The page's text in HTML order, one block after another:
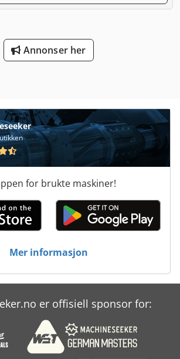
Annonser her
for brukte maskiner!
Mer informasjon
er offisiell sponsor for: